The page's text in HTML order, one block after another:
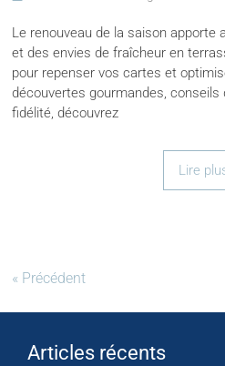
Le renouveau de la saison apporte
et des envies de fraîcheur en
pour repenser vos cartes et
découvertes gourmandes,
fidélité, découvrez
Lire
« Précédent
Articles récents